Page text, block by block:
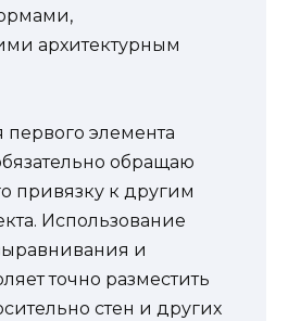
архитектурным
первого элемента
обращаю
привязку к другим
Использование
и
точно разместить
стен и других